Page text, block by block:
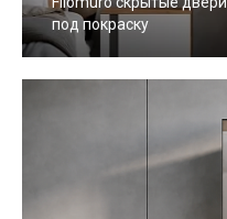
под покраску